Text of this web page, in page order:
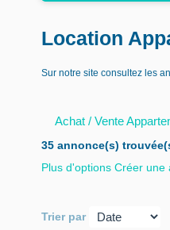
Location
Sur notre site consultez les
Achat / Vente
35 annonce(s)
Plus d'options Créer une
Trier par